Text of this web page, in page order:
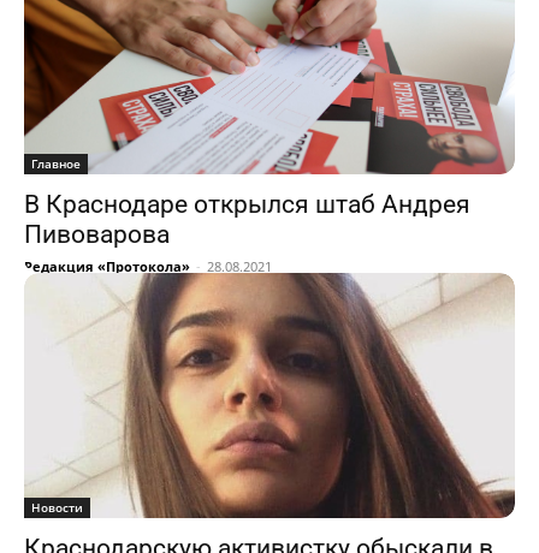
Главное
В Краснодаре открылся штаб Андрея
Пивоварова
Редакция «Протокола» - 28.08.2021
Новости